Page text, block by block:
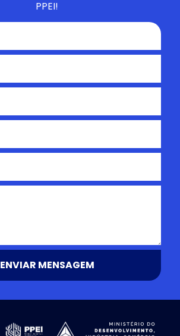
PPEI!
ENVIAR MENSAGEM